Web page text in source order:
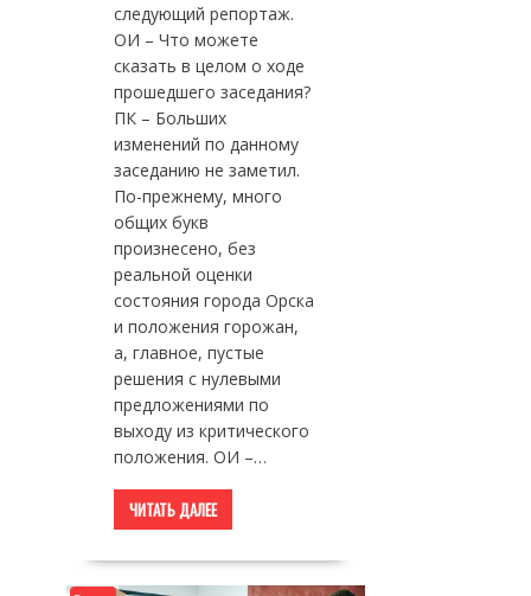
следующий репортаж.
ОИ – Что можете
сказать в целом о ходе
прошедшего заседания?
ПК – Больших
изменений по данному
заседанию не заметил.
По-прежнему, много
общих букв
произнесено, без
реальной оценки
состояния города Орска
и положения горожан,
а, главное, пустые
решения с нулевыми
предложениями по
выходу из критического
положения. ОИ –…
ЧИТАТЬ ДАЛЕЕ